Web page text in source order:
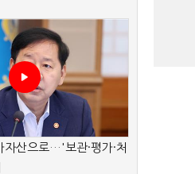
자산으로…'보관·평가·처